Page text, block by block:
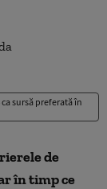
ca sursă preferată în
de
în timp ce